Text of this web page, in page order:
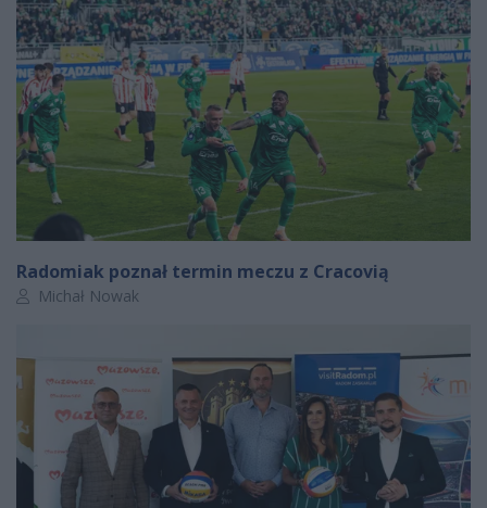
Radomiak poznał termin meczu z Cracovią
Autor artykułu:
Michał Nowak